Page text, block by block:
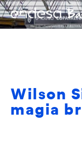
Wilson
magia